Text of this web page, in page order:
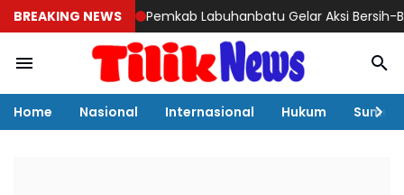
BREAKING NEWSPemkab Labuhanbatu Gelar Aksi Bersih-Bersih
Home Nasional Internasional Hukum Sumut